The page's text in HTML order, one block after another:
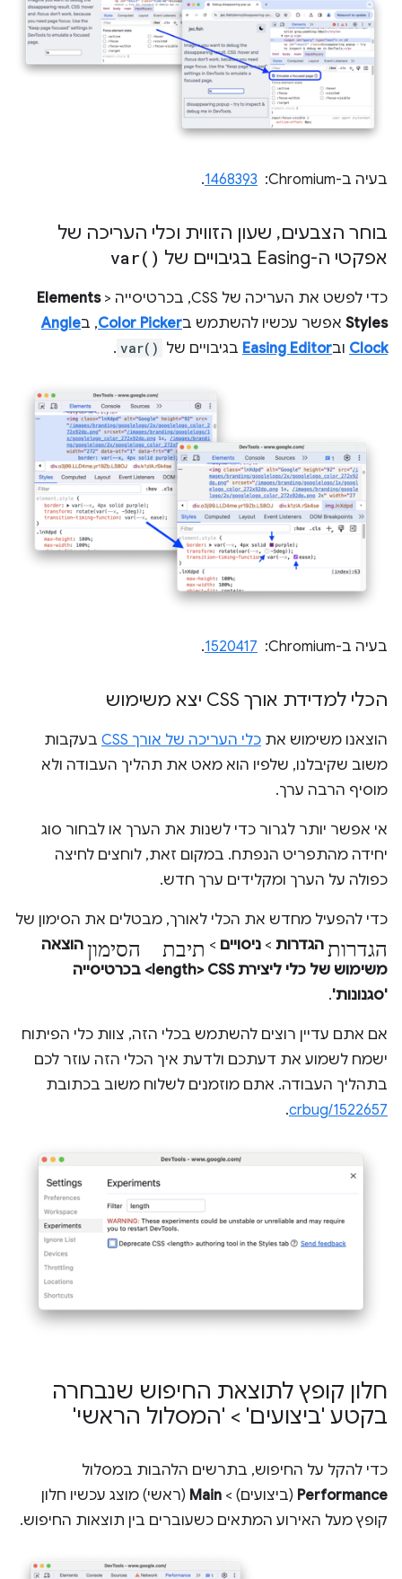
בעיה ב-Chromium: ‏ 1468393
.
בוחר הצבעים, שעון הזווית וכלי העריכה של
אפקטי ה-Easing בגיבויים של
var( )
כדי לפשט את העריכה של CSS, בכרטיסייה Elements>
Styles אפשר עכשיו להשתמש בColor Picker, בAngle
Clock ובEasing Editor בגיבויים של var()
.
בעיה ב-Chromium: ‏ 1520417
.
הכלי למדידת אורך CSS יצא משימוש
הוצאנו משימוש את כלי העריכה של אורך CSS
בעקבות
משוב שקיבלנו, שלפיו הוא מאט את תהליך העבודה ולא
מוסיף הרבה ערך.
אי אפשר יותר לגרור כדי לשנות את הערך או לבחור סוג
יחידה מהתפריט הנפתח. במקום זאת, לוחצים לחיצה
כפולה על הערך ומקלידים ערך חדש.
כדי להפעיל מחדש את הכלי לאורך, מבטלים את הסימון של
הגדרות הגדרות > ניסויים > תיבת הסימון הוצאה
משימוש של כלי ליצירת CSS ‏<length> בכרטיסייה
'סגנונות'.
אם אתם עדיין רוצים להשתמש בכלי הזה, צוות כלי הפיתוח
ישמח לשמוע את דעתכם ולדעת איך הכלי הזה עוזר לכם
בתהליך העבודה. אתם מוזמנים לשלוח משוב בכתובת
crbug/1522657
.
חלון קופץ לתוצאת החיפוש שנבחרה
בקטע 'ביצועים' > 'המסלול הראשי'
כדי להקל על החיפוש, בתרשים הלהבות במסלול
Performance (ביצועים) > Main (ראשי) מוצג עכשיו חלון
קופץ מעל האירוע המתאים כשעוברים בין תוצאות החיפוש.